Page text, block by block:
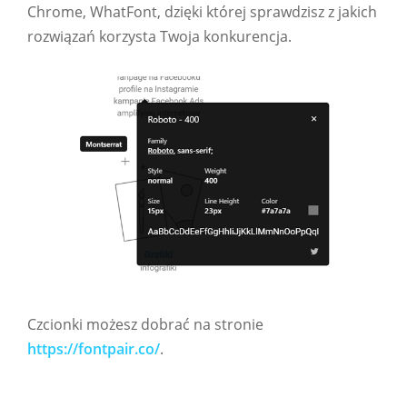
Chrome, WhatFont, dzięki której sprawdzisz z jakich
rozwiązań korzysta Twoja konkurencja.
Czcionki możesz dobrać na stronie
https://fontpair.co/.